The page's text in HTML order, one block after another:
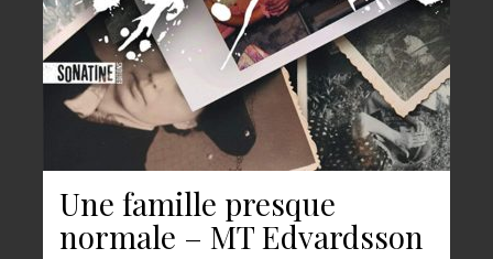
Une famille presque
normale – MT Edvardsson